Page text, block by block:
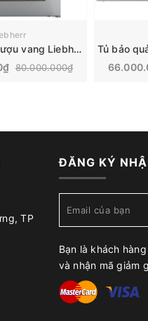
Tủ bảo quản rượu vang Liebherr | WKes 653
80.000.000₫
TP
ĐĂNG KÝ
Bạn là khách
và nhận mã giảm